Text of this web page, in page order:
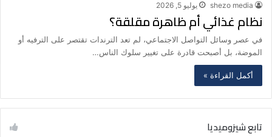
shezo media يوليو 5, 2026
نظام غذائي أم ظاهرة مقلقة؟
في عصر وسائل التواصل الاجتماعي، لم تعد الترندات تقتصر على الترفيه أو
الموضة، بل أصبحت قادرة على تغيير سلوك الناس…
أكمل القراءة »
تابع شيزوميديا